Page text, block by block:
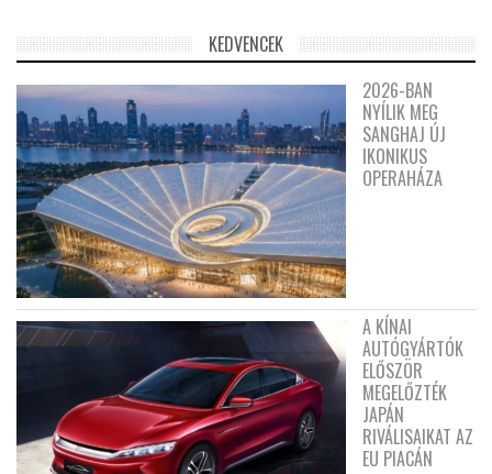
KEDVENCEK
2026-BAN
NYÍLIK MEG
SANGHAJ ÚJ
IKONIKUS
OPERAHÁZA
A KÍNAI
AUTÓGYÁRTÓK
ELŐSZÖR
MEGELŐZTÉK
JAPÁN
RIVÁLISAIKAT AZ
EU PIACÁN